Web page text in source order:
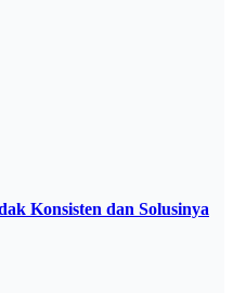
Konsisten dan Solusinya